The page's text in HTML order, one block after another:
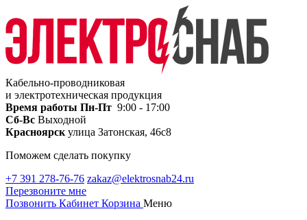
Кабельно-проводниковая
и электротехническая продукция
Время работы Пн-Пт 9:00 - 17:00
Сб-Вс Выходной
Красноярск улица Затонская, 46с8
Поможем сделать покупку
+7 391 278-76-76 zakaz@elektrosnab24.ru
Перезвоните мне
Позвонить Кабинет Корзина Меню